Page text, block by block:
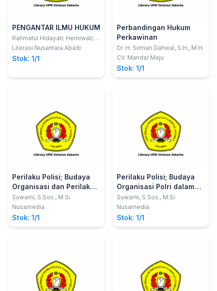
PENGANTAR ILMU HUKUM
Rahmatul Hidayati; Herniwati;
Sifaul Amin; Micael Josviranto,
Heliany, Maximinus Adrianus
Daku, Agus Hermanto, Siti
Literasi Nusantara Abadi
Stok: 1/1
Perbandingan Hukum
Perkawinan
Dr. H. Sirman Dahwal, S.H., M.H.
CV. Mandar Maju
Stok: 1/1
Perilaku Polisi; Budaya
Organisasi dan Perilaku
Komunikasi
Suwarni, S.Sos., M.Si
Nusamedia
Stok: 1/1
Perilaku Polisi; Budaya
Organisasi Polri dalam
Potret Komunikasi
Budaya
Suwarni, S.Sos., M.Si
Nusamedia
Stok: 1/1